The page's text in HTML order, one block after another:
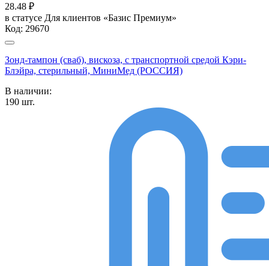
28.48 ₽
в статусе Для клиентов «Базис Премиум»
Код: 29670
Зонд-тампон (сваб), вискоза, с транспортной средой Кэри-
Блэйра, стерильный, МиниМед (РОССИЯ)
В наличии:
190 шт.